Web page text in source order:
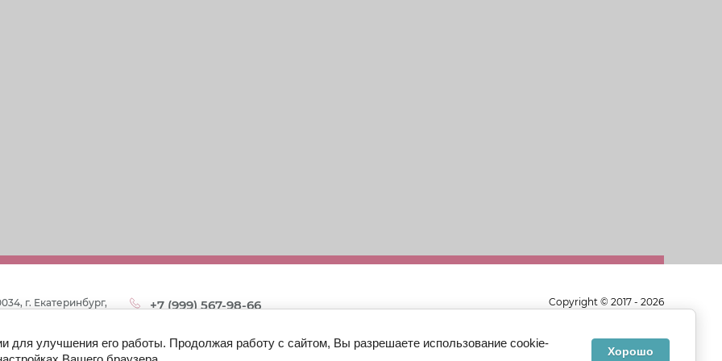
г. Екатеринбург,
+7 (999) 567-98-66
Copyright © 2017 - 2026
Мир Оптики
для улучшения его работы. Продолжая работу с сайтом, Вы разрешаете использование cookie-
Хорошо